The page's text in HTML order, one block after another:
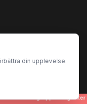
agenter
din upplevelse.
av en grupp AI-agenter